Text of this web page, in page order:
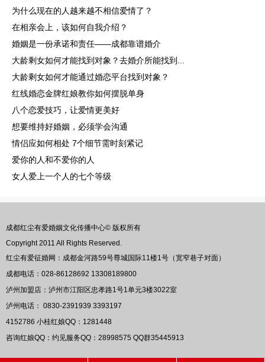
为什么现在的人越来越不相信爱情了？
在相亲会上，该如何自我介绍？
婚姻是一份承诺和责任——成都靠谱婚介
大龄剩女如何才能找到对象？去婚介所能找到...
大龄剩女如何才能通过婚恋平台找到对象？
红线婚恋金牌红娘教你如何摆脱单身
八个恋爱技巧，让爱情更美好
想要维持好婚姻，必须学会沟通
情侣应如何相处 7个细节需时刻紧记
爱你的人和不爱你的人
女人爱上一个人的七个等级
成都红尘有爱婚姻文化传播中心© 版权所有
Copyright 2011 All Rights Reserved.
红尘有爱征婚网：成都金河路59号尊城国际11楼1号（宽窄巷子对面）
成都电话：028-86128692 13308189800
泸州加盟店：泸州市江阳区忠孝路1号1单元3楼3022室
泸州电话： 0830-2391939 3393197
4152786 小桂红娘QQ： 1281448
咨询红娘QQ：约见服务QQ： 28998575 QQ群35445913